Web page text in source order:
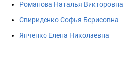
Романова Наталья Викторовна
Свириденко Софья Борисовна
Янченко Елена Николаевна